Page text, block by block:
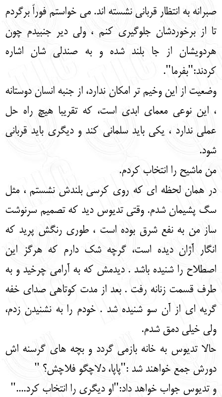
صبرانه به انتظار قربانی نشسته اند. می خواستم فوراً برگردم
تا از برخوردشان جلوگیری کنم ، ولی دیر جنبیدم چون
هردویشان از جا بلند شده و به صندلی شان اشاره
کردند:"بفرما".
وضعیت از این وخیم تر امکان ندارد، از جنبه انسان دوستانه
، این نوعی معمای ابدی است، که تقریبا هیچ راه حل
عملی ندارد ، یکی باید سلمانی کند و دیگری باید قربانی
شود.
من ماشیح را انتخاب کردم.
در همان لحظه ای که روی کرسی بلندش نشستم ، مثل
سگ پشیمان شدم. وقتی تدیوس دید که تصمیم سرنوشت
ساز من به نفع شرق بوده است ، طوری رنگش پرید که
انگار آژان دیده است، گرچه شک دارم که هرگز این
اصطلاح را شنیده باشد . دیدمش که به آرامی چرخید و به
طرف قسمت زنانه رفت . بعد از مدت کوتاهی صدای خفه
گریه ای از آن سو شنیده شد . خودم را به نشنیدن زدم،
ولی خیلی دمق شدم.
حالا تدیوس به خانه بازمی گردد و بچه های گرسنه اش
دورش جمع خواهند شد :"پاپا، دلاچگو فلاچش؟ "
و تدیوس جواب خواهد داد:"او دیگری را انتخاب کرد...."